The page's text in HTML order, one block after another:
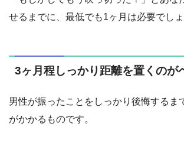
せるまでに、最低でも1ヶ月は必要でしょ
3ヶ月程しっかり距離を置くのが
男性が振ったことをしっかり後悔するま
がかかるものです。